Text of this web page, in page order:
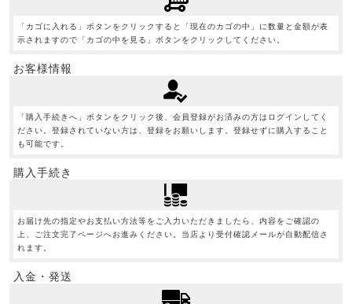
「カゴに入れる」ボタンをクリックすると「現在のカゴの中」に数量と金額が表
示されますので「カゴの中を見る」ボタンをクリックしてください。
お客様情報
「購入手続きへ」ボタンをクリック後、会員登録がお済みの方はログインしてく
ださい。登録されていない方は、登録をお願いします。登録せずに購入すること
も可能です。
購入手続き
お届け先の指定やお支払い方法等をご入力いただきましたら、内容をご確認の
上、ご注文完了ページへお進みください。当店より受付確認メールが自動配信さ
れます。
入金・発送